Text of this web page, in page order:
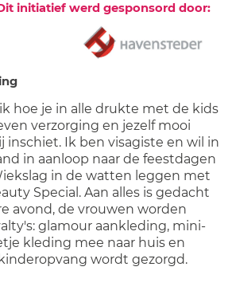
initiatief werd gesponsord door:
hoe je in alle drukte met de kids
verzorging en jezelf mooi
inschiet. Ik ben visagiste en wil in
in aanloop naar de feestdagen
in de watten leggen met
Special. Aan alles is gedacht
avond, de vrouwen worden
glamour aankleding, mini-
kleding mee naar huis en
wordt gezorgd.